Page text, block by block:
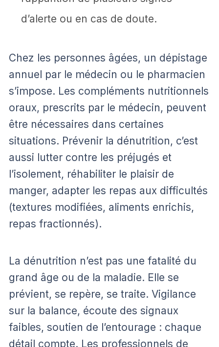
d’alerte ou en cas de doute.
Chez les personnes âgées, un dépistage
annuel par le médecin ou le pharmacien
s’impose. Les compléments nutritionnels
oraux, prescrits par le médecin, peuvent
être nécessaires dans certaines
situations. Prévenir la dénutrition, c’est
aussi lutter contre les préjugés et
l’isolement, réhabiliter le plaisir de
manger, adapter les repas aux difficultés
(textures modifiées, aliments enrichis,
repas fractionnés).
La dénutrition n’est pas une fatalité du
grand âge ou de la maladie. Elle se
prévient, se repère, se traite. Vigilance
sur la balance, écoute des signaux
faibles, soutien de l’entourage : chaque
détail compte. Les professionnels de